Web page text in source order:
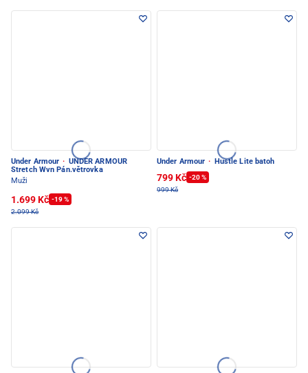
Under Armour · UNDER ARMOUR
Stretch Wvn Pán.větrovka
Muži
1.699 Kč -19 %
2.099 Kč
Under Armour · Hustle Lite batoh
799 Kč -20 %
999 Kč